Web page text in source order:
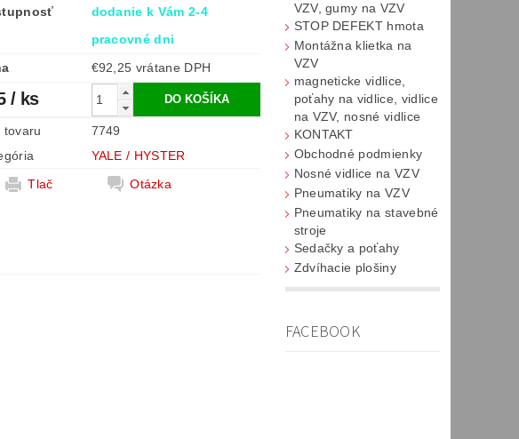
dodanie k Vám 2-4
pracovné dni
€92,25 vrátane DPH
/ ks
tovaru
7749
YALE / HYSTER
Tlač
Otázka
VZV, gumy na VZV
STOP DEFEKT hmota
Montážna klietka na
VZV
magneticke vidlice,
poťahy na vidlice, vidlice
na VZV, nosné vidlice
KONTAKT
Obchodné podmienky
Nosné vidlice na VZV
Pneumatiky na VZV
Pneumatiky na stavebné
stroje
Sedačky a poťahy
Zdvíhacie plošiny
FACEBOOK